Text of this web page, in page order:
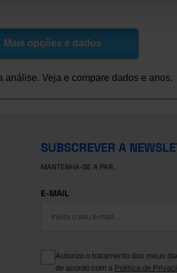
Mais opções e dados
análise. Veja e compare dados e anos.
SUBSCREVER A
MANTENHA-SE A PAR.
E-MAIL
Autorizo o tratamento dos meus
de acordo com a Política de